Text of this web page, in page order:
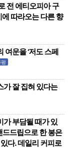
전 에티오피아 구
따라오는 다른 향
여운을 ‘저도 스페
가 잘 집혀 있다는
가 부담될 때가 있
드드립으로 한 봉은
다. 데일리 커피로